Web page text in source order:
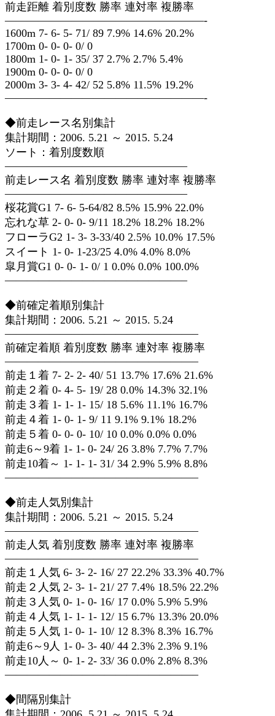
前走距離 着別度数 勝率 連対率 複勝率
——————————————————-
1600m 7- 6- 5- 71/ 89 7.9% 14.6% 20.2%
1700m 0- 0- 0- 0/ 0
1800m 1- 0- 1- 35/ 37 2.7% 2.7% 5.4%
1900m 0- 0- 0- 0/ 0
2000m 3- 3- 4- 42/ 52 5.8% 11.5% 19.2%
——————————————————-
◆前走レース名別集計
集計期間：2006. 5.21 ～ 2015. 5.24
ソート：着別度数順
————————————————–
前走レース名 着別度数 勝率 連対率 複勝率
————————————————–
桜花賞G1 7- 6- 5-64/82 8.5% 15.9% 22.0%
忘れな草 2- 0- 0- 9/11 18.2% 18.2% 18.2%
フローラG2 1- 3- 3-33/40 2.5% 10.0% 17.5%
スイート 1- 0- 1-23/25 4.0% 4.0% 8.0%
皐月賞G1 0- 0- 1- 0/ 1 0.0% 0.0% 100.0%
————————————————–
◆前確定着順別集計
集計期間：2006. 5.21 ～ 2015. 5.24
—————————————————–
前確定着順 着別度数 勝率 連対率 複勝率
—————————————————–
前走１着 7- 2- 2- 40/ 51 13.7% 17.6% 21.6%
前走２着 0- 4- 5- 19/ 28 0.0% 14.3% 32.1%
前走３着 1- 1- 1- 15/ 18 5.6% 11.1% 16.7%
前走４着 1- 0- 1- 9/ 11 9.1% 9.1% 18.2%
前走５着 0- 0- 0- 10/ 10 0.0% 0.0% 0.0%
前走6～9着 1- 1- 0- 24/ 26 3.8% 7.7% 7.7%
前走10着～ 1- 1- 1- 31/ 34 2.9% 5.9% 8.8%
—————————————————–
◆前走人気別集計
集計期間：2006. 5.21 ～ 2015. 5.24
—————————————————–
前走人気 着別度数 勝率 連対率 複勝率
—————————————————–
前走１人気 6- 3- 2- 16/ 27 22.2% 33.3% 40.7%
前走２人気 2- 3- 1- 21/ 27 7.4% 18.5% 22.2%
前走３人気 0- 1- 0- 16/ 17 0.0% 5.9% 5.9%
前走４人気 1- 1- 1- 12/ 15 6.7% 13.3% 20.0%
前走５人気 1- 0- 1- 10/ 12 8.3% 8.3% 16.7%
前走6～9人 1- 0- 3- 40/ 44 2.3% 2.3% 9.1%
前走10人～ 0- 1- 2- 33/ 36 0.0% 2.8% 8.3%
—————————————————–
◆間隔別集計